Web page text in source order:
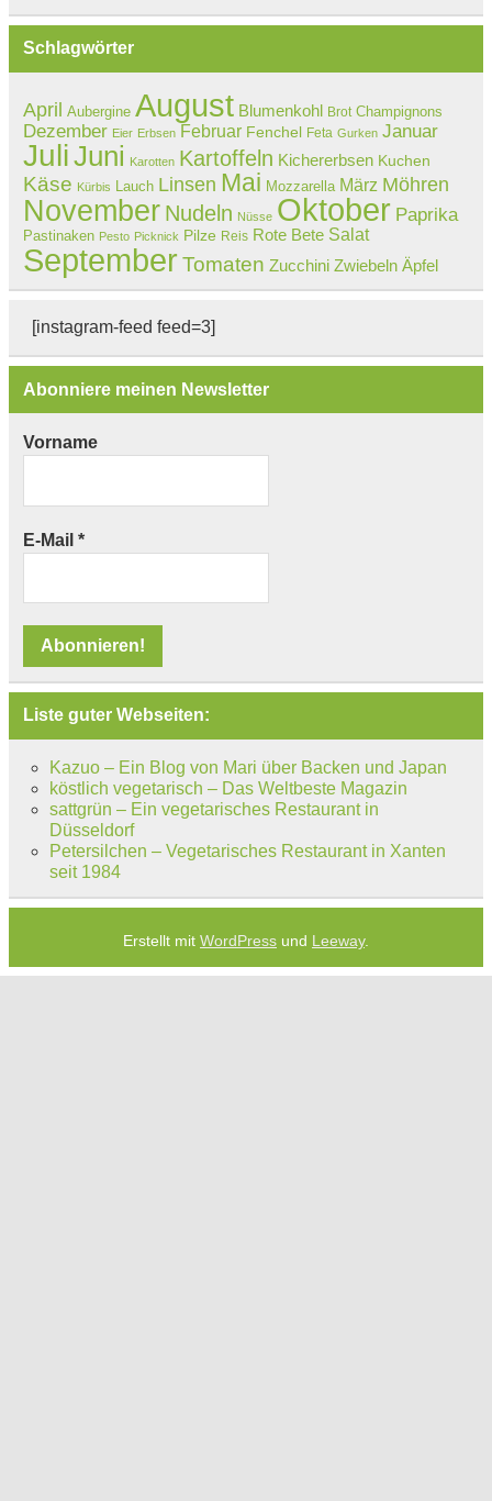
Schlagwörter
April Aubergine August Blumenkohl Brot Champignons
Dezember Eier Erbsen Februar Fenchel Feta Gurken Januar
JuliJuni Karotten Kartoffeln Kichererbsen Kuchen
Käse Kürbis Lauch Linsen Mai Mozzarella März Möhren
November Nudeln Nüsse Oktober Paprika
Pastinaken Pesto Picknick Pilze Reis Rote Bete Salat
September Tomaten Zucchini Zwiebeln Äpfel
[instagram-feed feed=3]
Abonniere meinen Newsletter
Vorname
E-Mail *
Liste guter Webseiten:
Kazuo – Ein Blog von Mari über Backen und Japan
köstlich vegetarisch – Das Weltbeste Magazin
sattgrün – Ein vegetarisches Restaurant in
Düsseldorf
Petersilchen – Vegetarisches Restaurant in Xanten
seit 1984
Erstellt mit WordPress und Leeway.